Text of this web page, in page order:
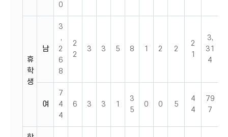
0
휴
학
생
남
3
,
2
6
8
2
2
3 3 5 8 1 2 2
2
1
3,
31
4
여
7
4
4
6 3 3 1
3
5
0 0 5
4
4
79
7